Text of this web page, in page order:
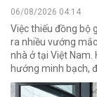
06/08/2026 04:14
Việc thiếu đồng bộ
ra nhiều vướng
nhà ở tại Việt Nam.
hướng minh bạch,